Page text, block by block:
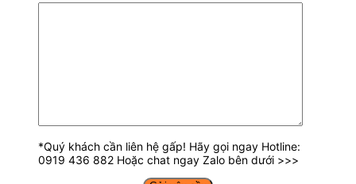
*Quý khách cần liên hệ gấp! Hãy gọi ngay Hotline:
0919 436 882 Hoặc chat ngay Zalo bên dưới >>>